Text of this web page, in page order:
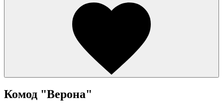
Комод "Верона"